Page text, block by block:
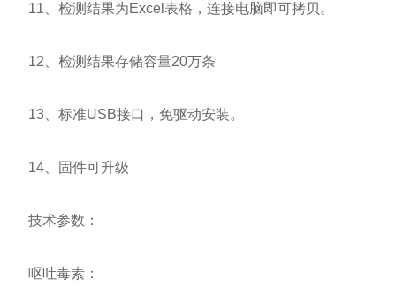
11、检测结果为Excel表格，连接电脑即可拷贝。
12、检测结果存储容量20万条
13、标准USB接口，免驱动安装。
14、固件可升级
技术参数：
呕吐毒素：